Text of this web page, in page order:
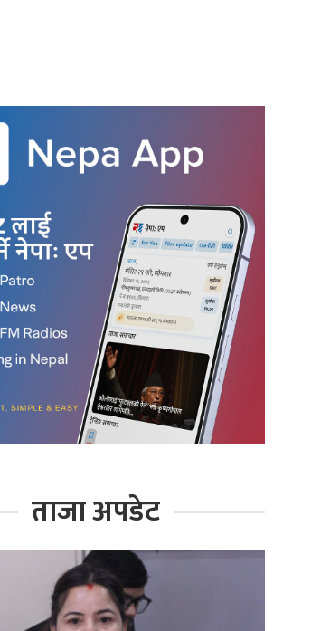
ताजा अपडेट